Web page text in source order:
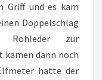
Griff und es kam
Doppelschlag
Rohleder zur
kamen dann noch
hatte der